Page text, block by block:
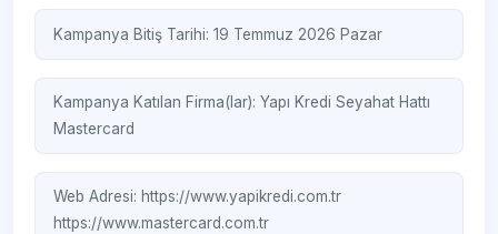
Kampanya Bitiş Tarihi: 19 Temmuz 2026 Pazar
Kampanya Katılan Firma(lar):Yapı Kredi Seyahat Hattı
Mastercard
Web Adresi: https://www.yapikredi.com.tr
https://www.mastercard.com.tr